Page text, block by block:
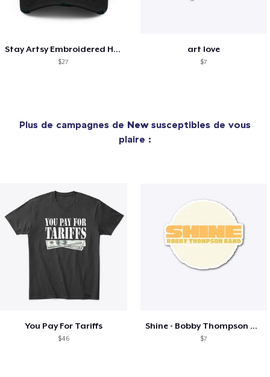
Stay Artsy Embroidered Hat
$27
art love
$7
Plus de campagnes de Newsusceptibles de vous
plaire :
You Pay For Tariffs
$46
Shine - Bobby Thompson Band Merch
$7